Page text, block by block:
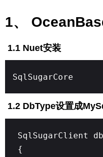
1、
1.1 Nuet安装
SqlSugarCore
1.2 DbType设置成
SqlSugarClient
{